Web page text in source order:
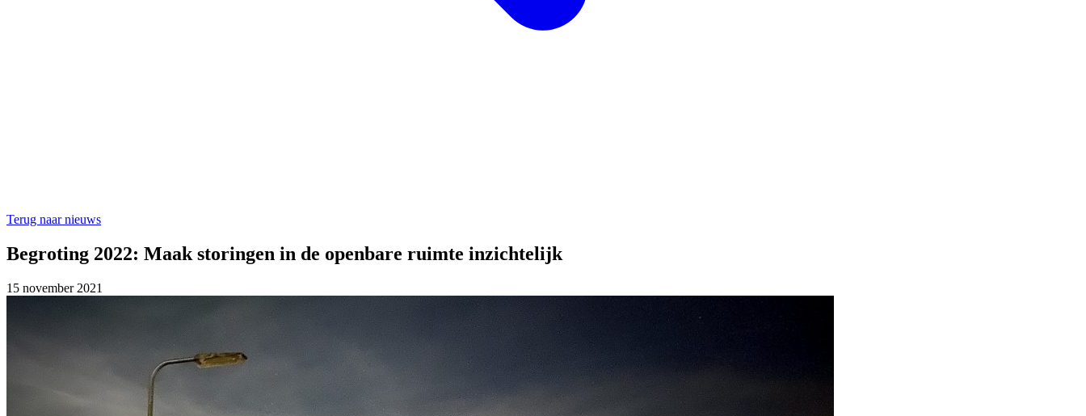
Terug naar nieuws
Begroting 2022: Maak storingen in de openbare ruimte inzichtelijk
15 november 2021